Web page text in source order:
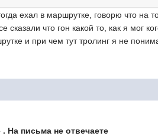
ехал в маршрутке, говорю что на
что гон какой то, как я мог
и при чем тут тролинг я не
На письма не отвечаете